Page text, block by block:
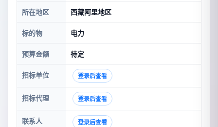
所在地区 西藏阿里地区
标的物 电力
预算金额 待定
招标单位 登录后查看
招标代理 登录后查看
联系人 登录后查看